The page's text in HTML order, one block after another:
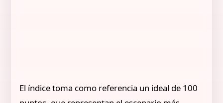
El índice toma como referencia un ideal de 100